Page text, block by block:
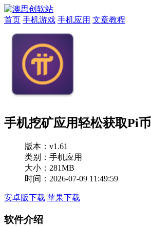
首页 手机游戏 手机应用 文章教程
手机挖矿应用轻松获取Pi币
版本： v1.61
类别：手机应用
大小：281MB
时间：2026-07-09 11:49:59
安卓版下载 苹果下载
软件介绍